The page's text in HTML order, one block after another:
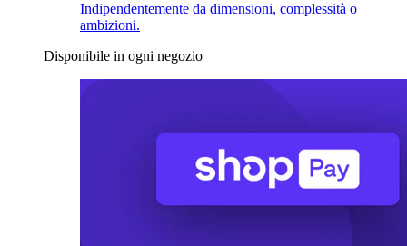
Indipendentemente da dimensioni, complessità o
ambizioni.
Disponibile in ogni negozio